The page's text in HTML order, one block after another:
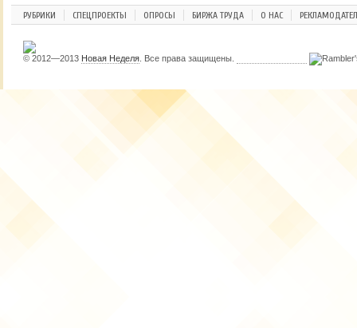
РУБРИКИ СПЕЦПРОЕКТЫ ОПРОСЫ БИРЖА ТРУДА О НАС
© 2012—2013 Новая Неделя . Все права защищены.